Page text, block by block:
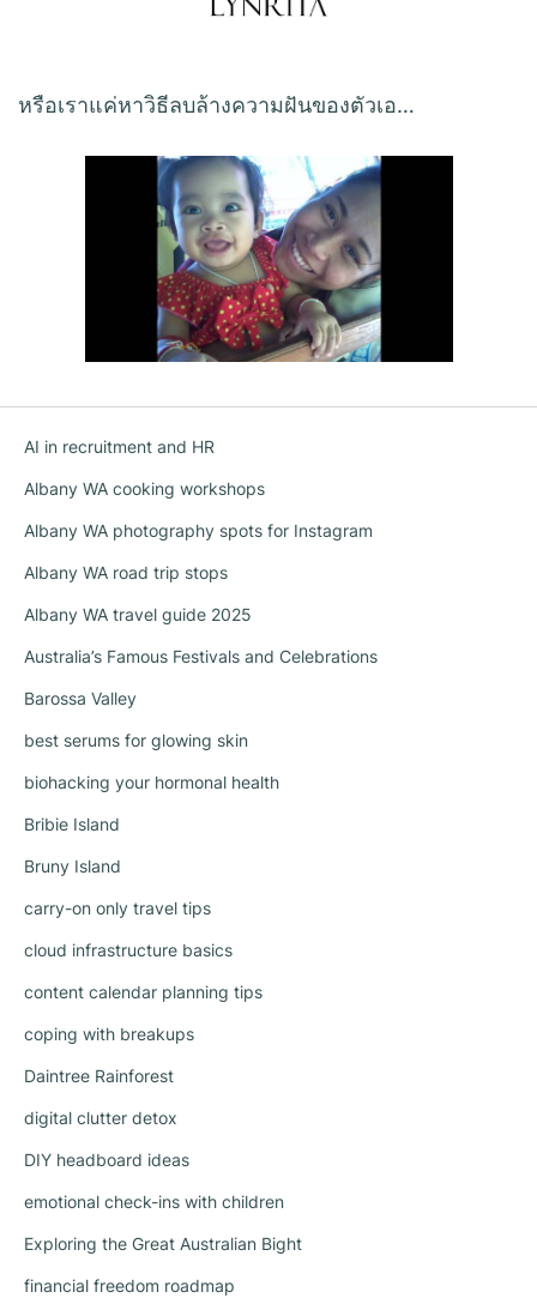
หรือเราแค่หาวิธีลบล้างความฝันของตัวเอ…
AI in recruitment and HR
Albany WA cooking workshops
Albany WA photography spots for Instagram
Albany WA road trip stops
Albany WA travel guide 2025
Australia’s Famous Festivals and Celebrations
Barossa Valley
best serums for glowing skin
biohacking your hormonal health
Bribie Island
Bruny Island
carry-on only travel tips
cloud infrastructure basics
content calendar planning tips
coping with breakups
Daintree Rainforest
digital clutter detox
DIY headboard ideas
emotional check-ins with children
Exploring the Great Australian Bight
financial freedom roadmap